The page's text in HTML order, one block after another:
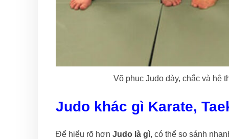
Võ phục Judo dày, chắc và hệ
Judo khác gì Karate,
Để hiểu rõ hơn Judo là gì, có thể so sánh